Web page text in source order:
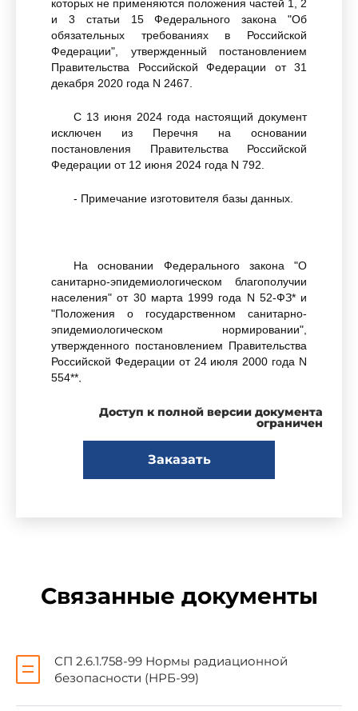
которых не применяются положения частей 1, 2
и 3 статьи 15 Федерального закона "Об
обязательных требованиях в Российской
Федерации", утвержденный постановлением
Правительства Российской Федерации от 31
декабря 2020 года N 2467.
С 13 июня 2024 года настоящий документ
исключен из Перечня на основании
постановления Правительства Российской
Федерации от 12 июня 2024 года N 792.
- Примечание изготовителя базы данных.
На основании Федерального закона "О
санитарно-эпидемиологическом благополучии
населения" от 30 марта 1999 года N 52-ФЗ* и
"Положения о государственном санитарно-
эпидемиологическом нормировании",
утвержденного постановлением Правительства
Российской Федерации от 24 июля 2000 года N
554**,
________________
* Собрание законодательства Российской
Федерации, 1999, N 14, ст.1650.
Доступ к полной версии документа
ограничен
Заказать
Связанные документы
СП 2.6.1.758-99 Нормы радиационной
безопасности (НРБ-99)